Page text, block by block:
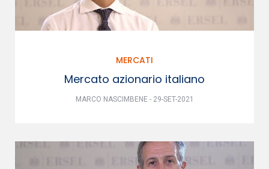
MERCATI
Mercato azionario italiano
MARCO NASCIMBENE - 29-SET-2021